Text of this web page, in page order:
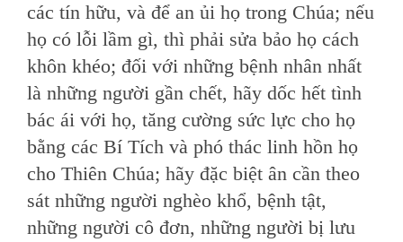
các tín hữu, và để an ủi họ trong Chúa; nếu
họ có lỗi lầm gì, thì phải sửa bảo họ cách
khôn khéo; đối với những bệnh nhân nhất
là những người gần chết, hãy dốc hết tình
bác ái với họ, tăng cường sức lực cho họ
bằng các Bí Tích và phó thác linh hồn họ
cho Thiên Chúa; hãy đặc biệt ân cần theo
sát những người nghèo khổ, bệnh tật,
những người cô đơn, những người bị lưu